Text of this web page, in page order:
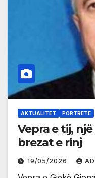
AKTUALITET PORTRETE
Vepra e tij,
brezat e rinj
19/05/2026